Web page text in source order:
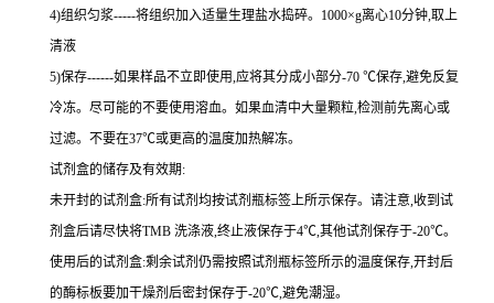
4)组织匀浆-----将组织加入适量生理盐水捣碎。 1000×g离心10分钟,取上
清液
5)保存------如果样品不立即使用,应将其分成小部分-70 ℃保存,避免反复
冷冻。尽可能的不要使用溶血。如果血清中大量颗粒,检测前先离心或
过滤。不要在37℃或更高的温度加热解冻。
试剂盒的储存及有效期:
未开封的试剂盒:所有试剂均按试剂瓶标签上所示保存。请注意,收到试
剂盒后请尽快将TMB 洗涤液,终止液保存于4℃,其他试剂保存于-20℃。
使用后的试剂盒:剩余试剂仍需按照试剂瓶标签所示的温度保存,开封后
的酶标板要加干燥剂后密封保存于-20℃,避免潮湿。